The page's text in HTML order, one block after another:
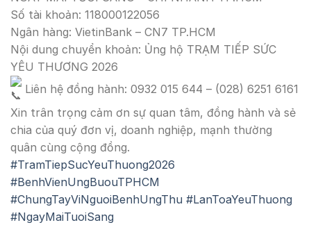
Số tài khoản: 118000122056
Ngân hàng: VietinBank – CN7 TP.HCM
Nội dung chuyển khoản: Ủng hộ TRẠM TIẾP SỨC
YÊU THƯƠNG 2026
Liên hệ đồng hành: 0932 015 644 – (028) 6251 6161
Xin trân trọng cảm ơn sự quan tâm, đồng hành và sẻ
chia của quý đơn vị, doanh nghiệp, mạnh thường
quân cùng cộng đồng.
#TramTiepSucYeuThuong2026
#BenhVienUngBuouTPHCM
#ChungTayViNguoiBenhUngThu #LanToaYeuThuong
#NgayMaiTuoiSang